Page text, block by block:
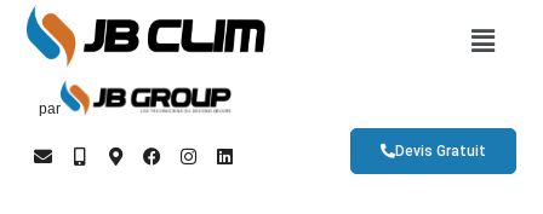
par
Devis Gratuit